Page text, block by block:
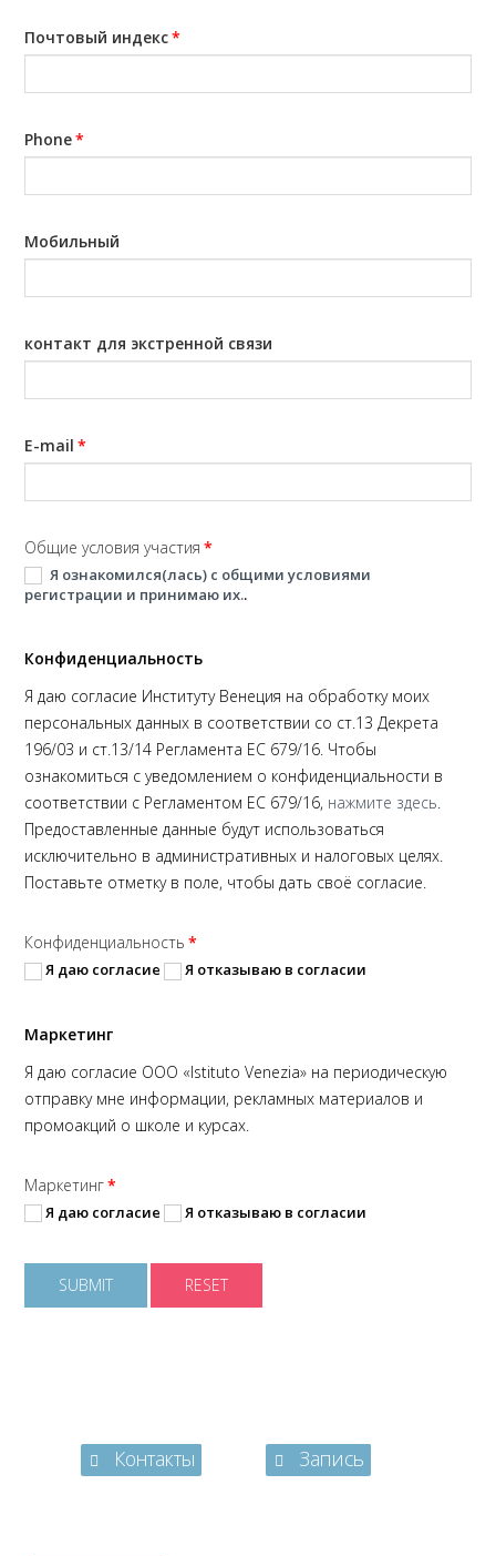
Почтовый индекс*
Phone*
Мобильный
контакт для экстренной связи
E-mail *
Общие условия участия *
Я ознакомился(лась) с общими условиями
регистрации и принимаю их..
Конфиденциальность
Я даю согласие Институту Венеция на обработку моих
персональных данных в соответствии со ст.13 Декрета
196/03 и ст.13/14 Регламента ЕС 679/16. Чтобы
ознакомиться с уведомлением о конфиденциальности в
соответствии с Регламентом ЕС 679/16, нажмите здесь.
Предоставленные данные будут использоваться
исключительно в административных и налоговых целях.
Поставьте отметку в поле, чтобы дать своё согласие.
Конфиденциальность *
Я даю согласие Я отказываю в согласии
Маркетинг
Я даю согласие ООО «Istituto Venezia» на периодическую
отправку мне информации, рекламных материалов и
промоакций о школе и курсах.
Маркетинг*
Я даю согласие Я отказываю в согласии
SUBMIT RESET
Контакты Запись